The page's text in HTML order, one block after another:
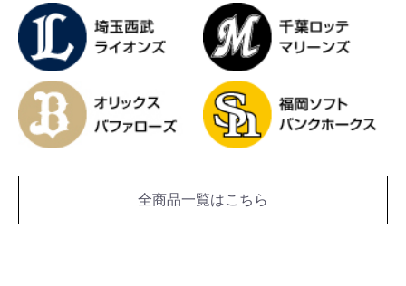
全商品一覧はこちら